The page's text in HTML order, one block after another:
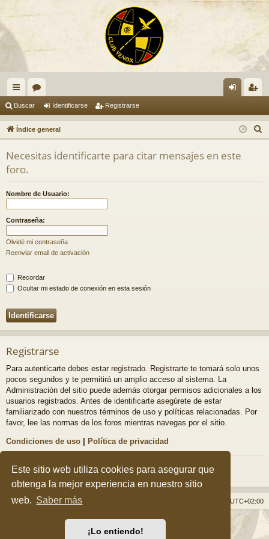
Este sitio web utiliza cookies para asegurar que
obtenga la mejor experiencia en nuestro sitio
web. Saber más
¡Lo entiendo!
nl
ac
es
rá
do
or
os nti
fic
ar
ist
ra
Buscar Identificarse Registrarse
Índice general
u
Necesitas identificarte para citar mensajes en este
foro.
Nombre de Usuario:
Contraseña:
Olvidé mi contraseña
Reenviar email de activación
Recordar
Ocultar mi estado de conexión en esta sesión
Registrarse
Para autenticarte debes estar registrado. Registrarte te tomará solo unos
pocos segundos y te permitirá un amplio acceso al sistema. La
Administración del sitio puede además otorgar permisos adicionales a los
usuarios registrados. Antes de identificarte asegúrete de estar
familiarizado con nuestros términos de uso y políticas relacionadas. Por
favor, lee las normas de los foros mientras navegas por el sitio.
Condiciones de uso | Política de privacidad
Registrarse
Índice general UTC+02:00
Desarrollado porphpBB® Forum Software © phpBB Limited
Style porArty&